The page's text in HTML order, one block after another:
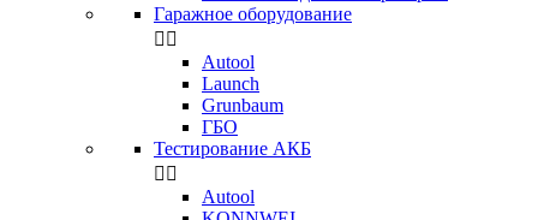
Гаражное оборудование
 
Autool
Launch
Grunbaum
ГБО
Тестирование АКБ
 
Autool